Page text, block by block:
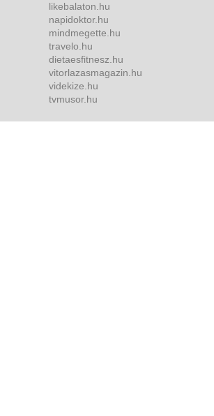
likebalaton.hu
napidoktor.hu
mindmegette.hu
travelo.hu
dietaesfitnesz.hu
vitorlazasmagazin.hu
videkize.hu
tvmusor.hu